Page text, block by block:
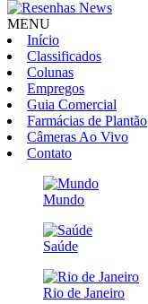
MENU
Início
Classificados
Colunas
Empregos
Guia Comercial
Farmácias de Plantão
Câmeras Ao Vivo
Contato
Mundo
Saúde
Rio de Janeiro